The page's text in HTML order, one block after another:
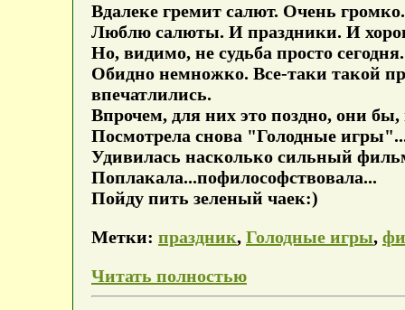
Вдалеке гремит салют. Очень
Люблю салюты. И праздники. И
Но, видимо, не судьба просто
Обидно немножко. Все-таки такой
впечатлились.
Впрочем, для них это поздно, они
Посмотрела снова "Голодные
Удивилась насколько сильный
Поплакала...пофилософствовала...
Пойду пить зеленый чаек:)
Метки: праздник, Голодные игры,
Читать полностью